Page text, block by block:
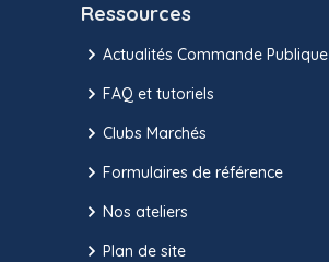
Ressources
Actualités Commande Publique
FAQ et tutoriels
Clubs Marchés
Formulaires de référence
Nos ateliers
Plan de site